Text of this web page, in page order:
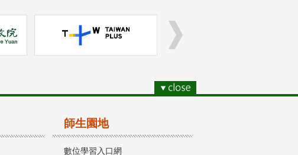
師生園地
數位學習入口網